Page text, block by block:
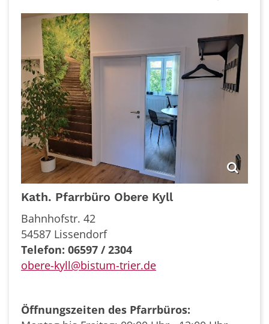
Kath. Pfarrbüro Obere Kyll
Bahnhofstr. 42
54587 Lissendorf
Telefon: 06597 / 2304
obere-kyll@bistum-trier.de
Öffnungszeiten des Pfarrbüros: